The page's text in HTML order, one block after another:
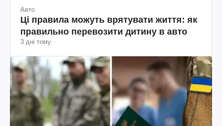
Авто
Ці правила можуть врятувати життя: як
правильно перевозити дитину в авто
3 дні тому